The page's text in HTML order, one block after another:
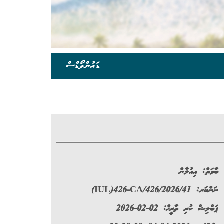
ޑައުންލޯޑްސް
ބާވަތް:އިއުލާން
ނަންބަރ: (IUL)426-CA/426/2026/41
ޕަބްލިޝް ކުރި ތާރީޚް: 02-02-2026